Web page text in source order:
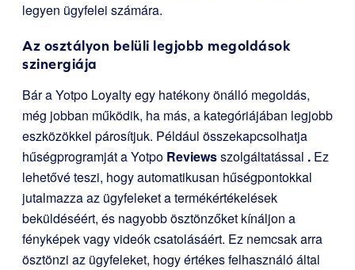
legyen ügyfelei számára.
Az osztályon belüli legjobb megoldások
szinergiája
Bár a Yotpo Loyalty egy hatékony önálló megoldás,
még jobban működik, ha más, a kategóriájában legjobb
eszközökkel párosítjuk. Például összekapcsolhatja
hűségprogramját a Yotpo Reviewsszolgáltatással . Ez
lehetővé teszi, hogy automatikusan hűségpontokkal
jutalmazza az ügyfeleket a termékértékelések
beküldéséért, és nagyobb ösztönzőket kínáljon a
fényképek vagy videók csatolásáért. Ez nemcsak arra
ösztönzi az ügyfeleket, hogy értékes felhasználó által